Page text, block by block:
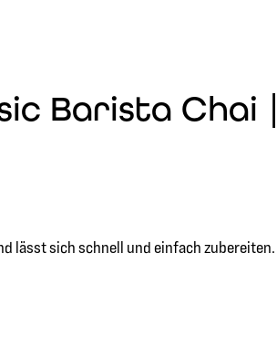
Barista Chai |
lässt sich schnell und einfach